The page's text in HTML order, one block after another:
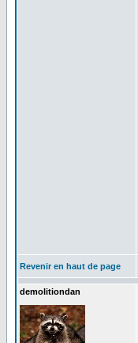
Revenir en haut de page
demolitiondan